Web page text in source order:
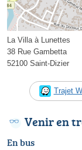
La Villa à Lunettes
38 Rue Gambetta
52100 Saint-Dizier
Trajet
Venir en
En bus